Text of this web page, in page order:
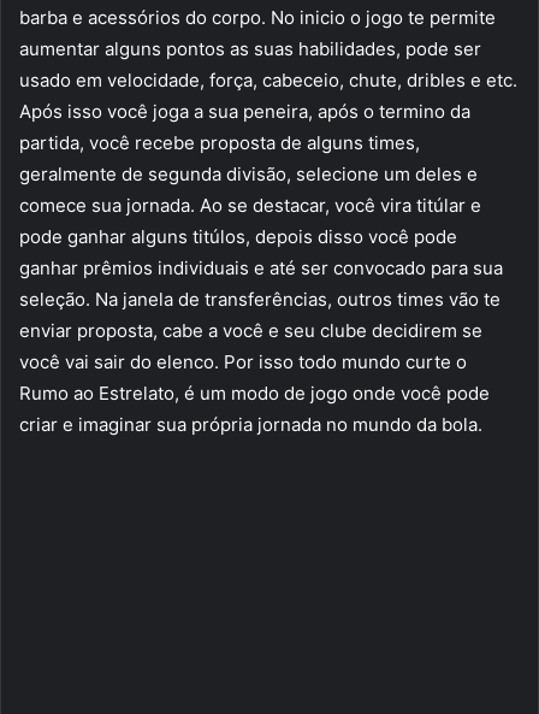
barba e acessórios do corpo. No inicio o jogo te permite
aumentar alguns pontos as suas habilidades, pode ser
usado em velocidade, força, cabeceio, chute, dribles e etc.
Após isso você joga a sua peneira, após o termino da
partida, você recebe proposta de alguns times,
geralmente de segunda divisão, selecione um deles e
comece sua jornada. Ao se destacar, você vira titúlar e
pode ganhar alguns titúlos, depois disso você pode
ganhar prêmios individuais e até ser convocado para sua
seleção. Na janela de transferências, outros times vão te
enviar proposta, cabe a você e seu clube decidirem se
você vai sair do elenco. Por isso todo mundo curte o
Rumo ao Estrelato, é um modo de jogo onde você pode
criar e imaginar sua própria jornada no mundo da bola.